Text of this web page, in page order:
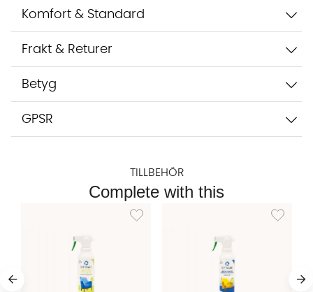
Komfort & Standard
Frakt & Returer
Betyg
GPSR
TILLBEHÖR
Complete with this
Lägg till i önskelista: TEXTILRENGÖRING
Lägg till i